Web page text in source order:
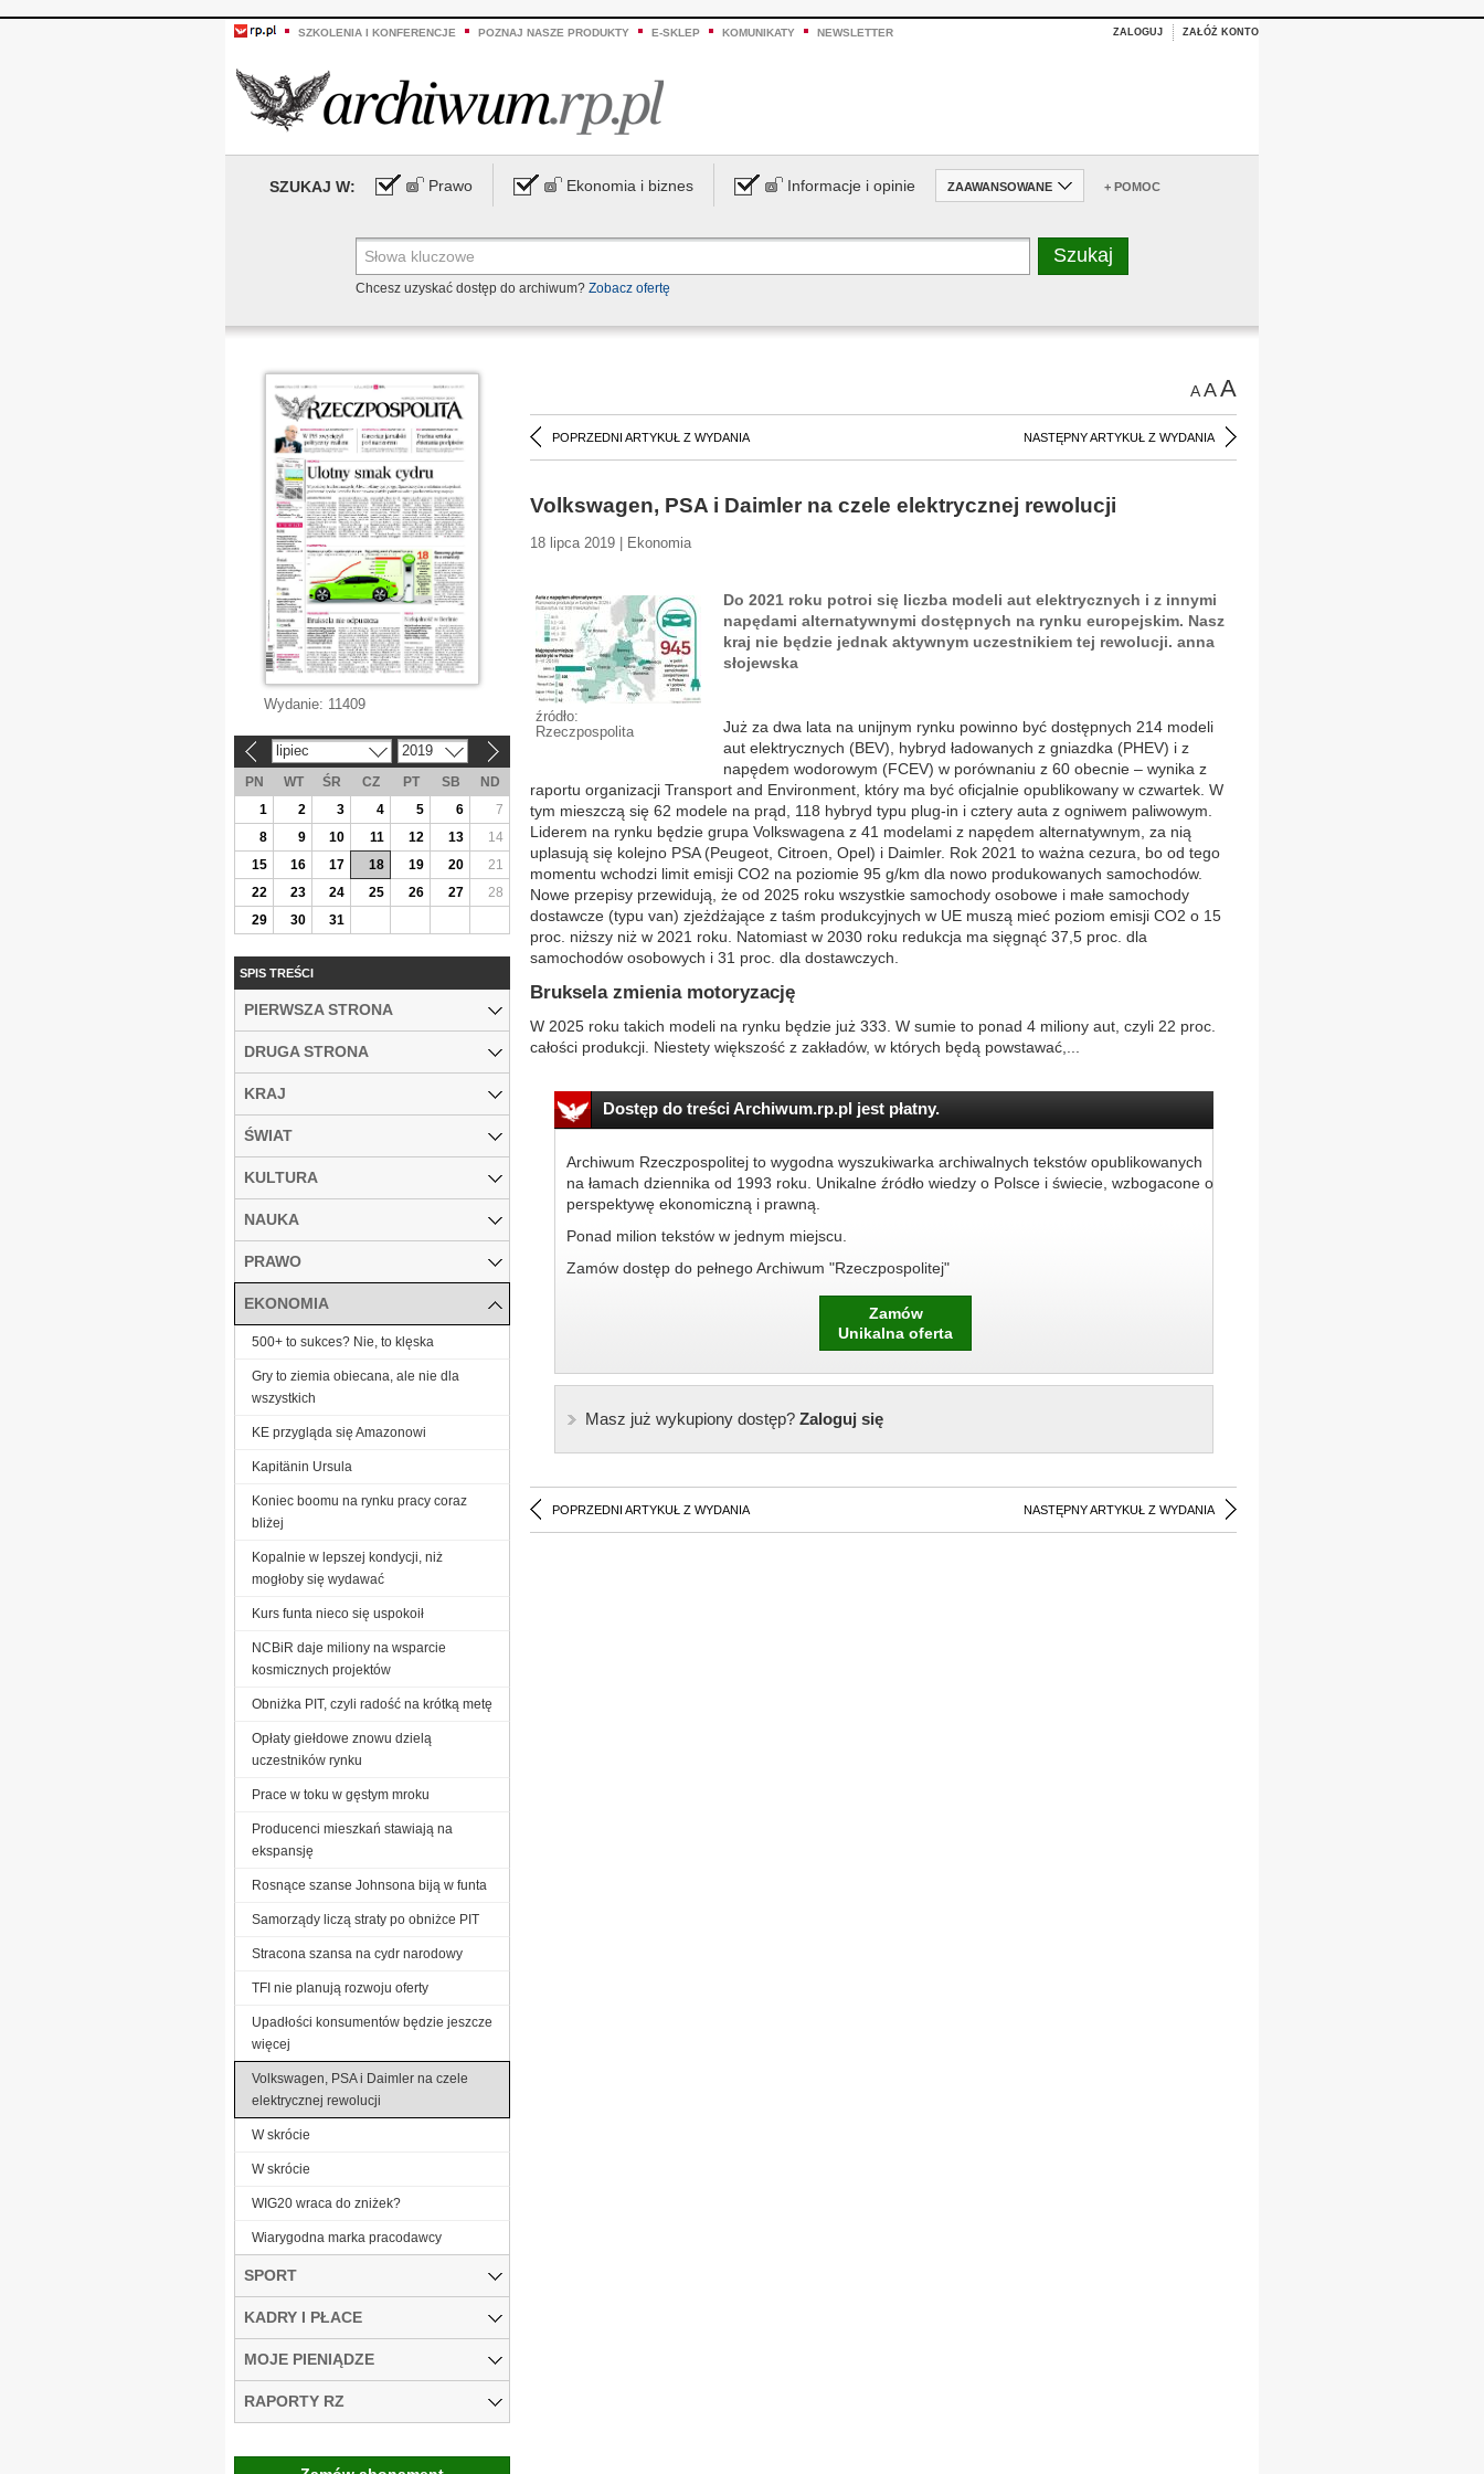
SZKOLENIA I KONFERENCJE POZNAJ NASZE PRODUKTY E-SKLEP KOMUNIKATY NEWSLETTER ZALOGUJ ZAŁÓŻ KONTO
SZUKAJ W: Prawo Ekonomia i biznes Informacje i opinie ZAAWANSOWANE + POMOC
Chcesz uzyskać dostęp do archiwum? Zobacz ofertę
AAA
POPRZEDNI ARTYKUŁ Z WYDANIA NASTĘPNY ARTYKUŁ Z WYDANIA
Volkswagen, PSA i Daimler na czele elektrycznej rewolucji
18 lipca 2019 | Ekonomia
źródło:
Rzeczpospolita
Do 2021 roku potroi się liczba modeli aut elektrycznych i z innymi
napędami alternatywnymi dostępnych na rynku europejskim. Nasz
kraj nie będzie jednak aktywnym uczestnikiem tej rewolucji. anna
słojewska
Już za dwa lata na unijnym rynku powinno być dostępnych 214 modeli
aut elektrycznych (BEV), hybryd ładowanych z gniazdka (PHEV) i z
napędem wodorowym (FCEV) w porównaniu z 60 obecnie – wynika z
raportu organizacji Transport and Environment, który ma być oficjalnie opublikowany w czwartek. W
tym mieszczą się 62 modele na prąd, 118 hybryd typu plug-in i cztery auta z ogniwem paliwowym.
Liderem na rynku będzie grupa Volkswagena z 41 modelami z napędem alternatywnym, za nią
uplasują się kolejno PSA (Peugeot, Citroen, Opel) i Daimler. Rok 2021 to ważna cezura, bo od tego
momentu wchodzi limit emisji CO2 na poziomie 95 g/km dla nowo produkowanych samochodów.
Nowe przepisy przewidują, że od 2025 roku wszystkie samochody osobowe i małe samochody
dostawcze (typu van) zjeżdżające z taśm produkcyjnych w UE muszą mieć poziom emisji CO2 o 15
proc. niższy niż w 2021 roku. Natomiast w 2030 roku redukcja ma sięgnąć 37,5 proc. dla
samochodów osobowych i 31 proc. dla dostawczych.
Bruksela zmienia motoryzację
W 2025 roku takich modeli na rynku będzie już 333. W sumie to ponad 4 miliony aut, czyli 22 proc.
całości produkcji. Niestety większość z zakładów, w których będą powstawać,...
Dostęp do treści Archiwum.rp.pl jest płatny.
Archiwum Rzeczpospolitej to wygodna wyszukiwarka archiwalnych tekstów opublikowanych
na łamach dziennika od 1993 roku. Unikalne źródło wiedzy o Polsce i świecie, wzbogacone o
perspektywę ekonomiczną i prawną.
Ponad milion tekstów w jednym miejscu.
Zamów dostęp do pełnego Archiwum "Rzeczpospolitej"
Zamów
Unikalna oferta
Masz już wykupiony dostęp?Zaloguj się
POPRZEDNI ARTYKUŁ Z WYDANIA NASTĘPNY ARTYKUŁ Z WYDANIA
Wydanie: 11409
lipiec 2019
PN WT ŚR CZ PT SB
ND
1
2 3 4 5 6
7
8
9 10 11 12 13
14
15
16 17 18 19 20
21
22
23 24 25 26 27
28
29
30 31
SPIS TREŚCI
PIERWSZA STRONA
DRUGA STRONA
KRAJ
ŚWIAT
KULTURA
NAUKA
PRAWO
EKONOMIA
500+ to sukces? Nie, to klęska
Gry to ziemia obiecana, ale nie dla
wszystkich
KE przygląda się Amazonowi
Kapitänin Ursula
Koniec boomu na rynku pracy coraz
bliżej
Kopalnie w lepszej kondycji, niż
mogłoby się wydawać
Kurs funta nieco się uspokoił
NCBiR daje miliony na wsparcie
kosmicznych projektów
Obniżka PIT, czyli radość na krótką metę
Opłaty giełdowe znowu dzielą
uczestników rynku
Prace w toku w gęstym mroku
Producenci mieszkań stawiają na
ekspansję
Rosnące szanse Johnsona biją w funta
Samorządy liczą straty po obniżce PIT
Stracona szansa na cydr narodowy
TFI nie planują rozwoju oferty
Upadłości konsumentów będzie jeszcze
więcej
Volkswagen, PSA i Daimler na czele
elektrycznej rewolucji
W skrócie
W skrócie
WIG20 wraca do zniżek?
Wiarygodna marka pracodawcy
SPORT
KADRY I PŁACE
MOJE PIENIĄDZE
RAPORTY RZ